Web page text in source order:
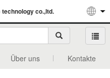
co.,ltd.
Über uns Kontakte